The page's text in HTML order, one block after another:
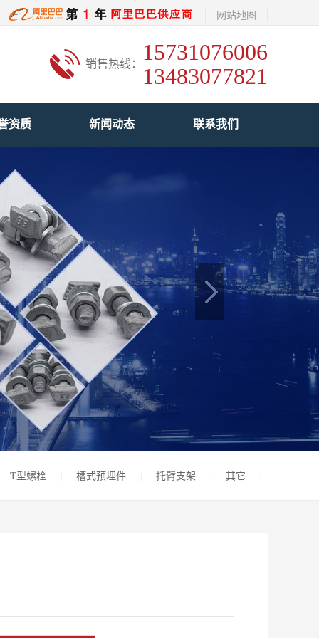
网站地图
销售热线：
15731076006
13483077821
资质 新闻动态 联系我们
T型螺栓 槽式预埋件 托臂支架 其它